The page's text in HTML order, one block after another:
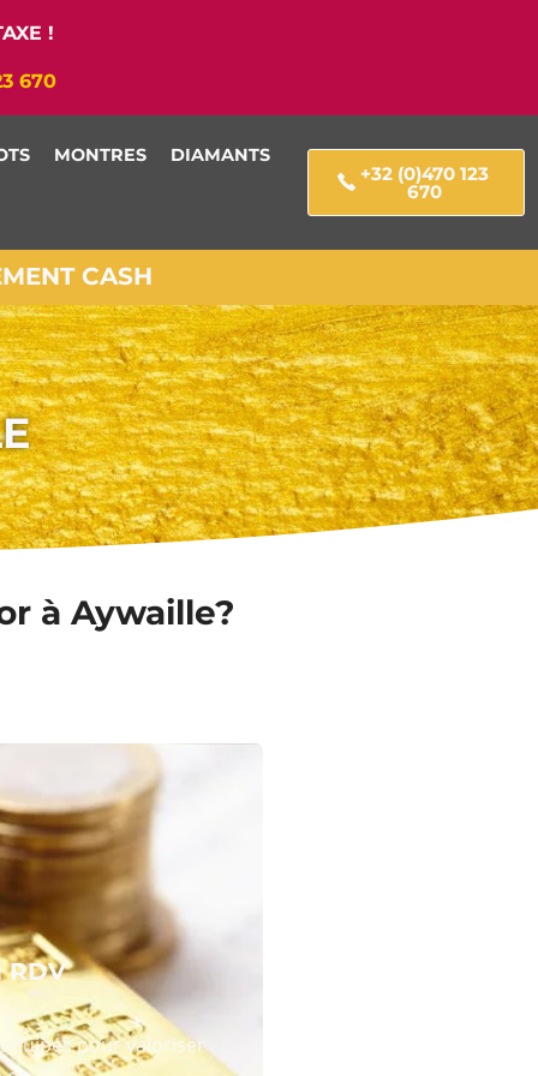
!
670
MONTRES DIAMANTS
+32 (0)470 123
670
CASH
à Aywaille?
RDV
pour valoriser